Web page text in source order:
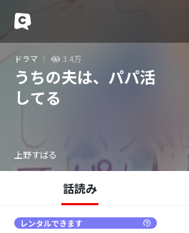
ドラマ 3.4万
うちの夫は、パパ活
してる
上野すばる
話読み
レンタルできます